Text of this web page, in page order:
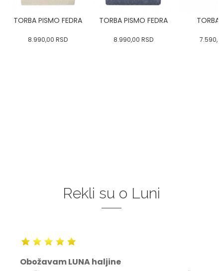
TORBA PISMO FEDRA
8.990,00 RSD
TORBA PISMO FEDRA
8.990,00 RSD
TORBA
Rekli su o Luni
Obožavam LUNA haljine